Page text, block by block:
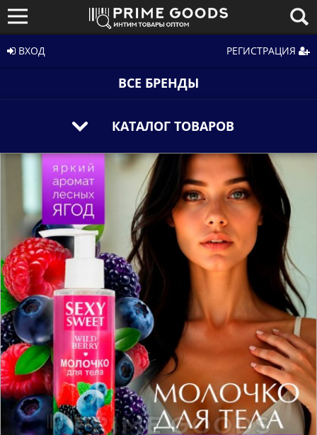
ВХОД РЕГИСТРАЦИЯ
ВСЕ БРЕНДЫ
КАТАЛОГ ТОВАРОВ